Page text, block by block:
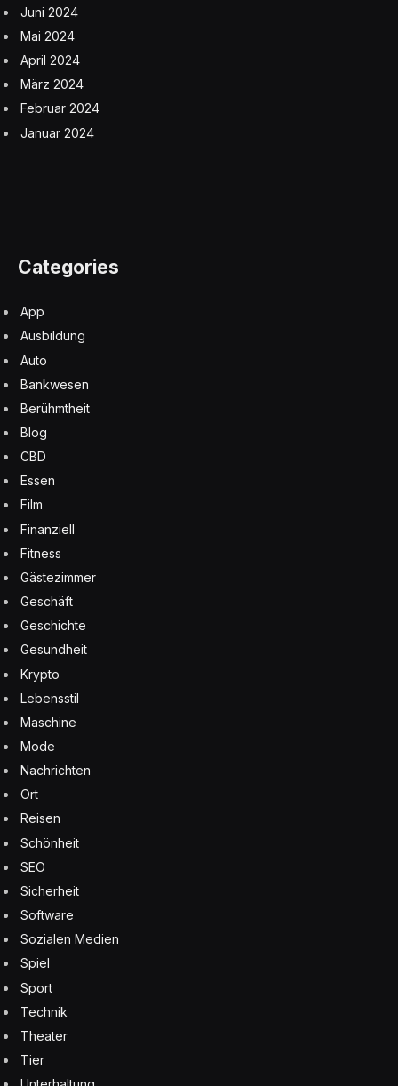
Juni 2024
Mai 2024
April 2024
März 2024
Februar 2024
Januar 2024
Categories
App
Ausbildung
Auto
Bankwesen
Berühmtheit
Blog
CBD
Essen
Film
Finanziell
Fitness
Gästezimmer
Geschäft
Geschichte
Gesundheit
Krypto
Lebensstil
Maschine
Mode
Nachrichten
Ort
Reisen
Schönheit
SEO
Sicherheit
Software
Sozialen Medien
Spiel
Sport
Technik
Theater
Tier